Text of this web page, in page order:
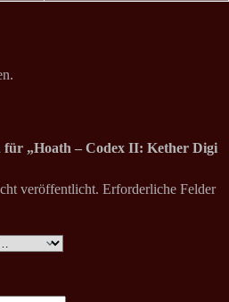
für „Hoath ‎– Codex II: Kether Digi
veröffentlicht. Erforderliche Felder